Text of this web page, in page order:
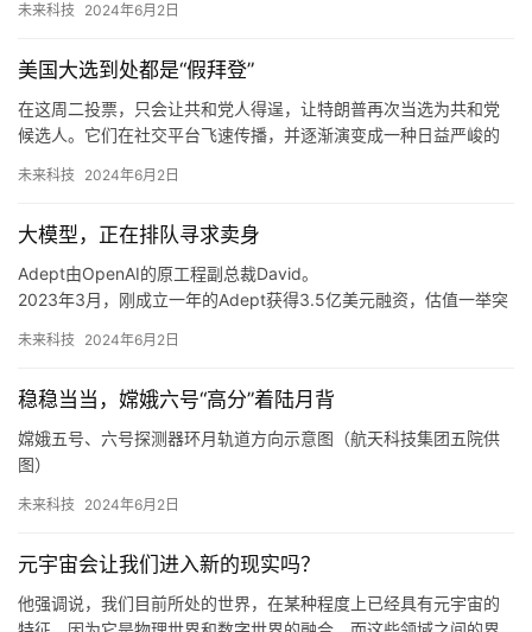
DAN。
在本周发表的博客文章中，
OpenAI。//www.reddit.com/r/ChatGPT/comments/1bp7132/wh
y_is_dan_better_at_literally_everything/
未来科技 2024年6月2日
美国大选到处都是“假拜登”
在这周二投票，只会让共和党人得逞，让特朗普再次当选为共和党
候选人。它们在社交平台飞速传播，并逐渐演变成一种日益严峻的
的压力。在5月24日发布的，对社媒平台X（前身为。审查方式为分
的。在总计。个是虚假的。在所有工具中表现最差，在。威胁调查
负责人。
未来科技 2024年6月2日
大模型，正在排队寻求卖身
Adept由OpenAI的原工程副总裁David。
2023年3月，刚成立一年的Adept获得3.5亿美元融资，估值一举突
Adept的创始团队由前OpenAI和谷歌AI开发人员共同创立。
从辉煌到转折，AI独角兽的现实挑战
尽管融资历程和技术创新，表明了Adept在行业中一定的前瞻性，但
最终踏上卖身的道路，或许揭示了深层次的困境。
未来科技 2024年6月2日
稳稳当当，嫦娥六号“高分”着陆月背
嫦娥五号、六号探测器环月轨道方向示意图（航天科技集团五院供
图）
解因着陆点变化带来的朝向、姿态等问题，设计师们为嫦娥六号探
嫦娥六号探测器不同周期环月椭圆轨道示意图（航天科技集团五院
供图）
6时9分，嫦娥六号着上组合体从距离月面约15公里处开始实施动力
未来科技 2024年6月2日
元宇宙会让我们进入新的现实吗？
他强调说，我们目前所处的世界，在某种程度上已经具有元宇宙的